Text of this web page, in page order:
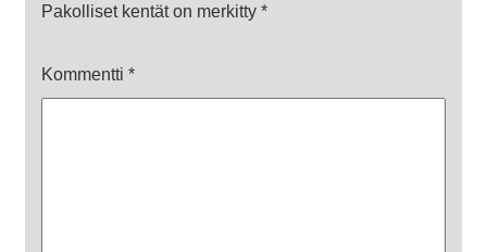
Pakolliset kentät on merkitty *
Kommentti *